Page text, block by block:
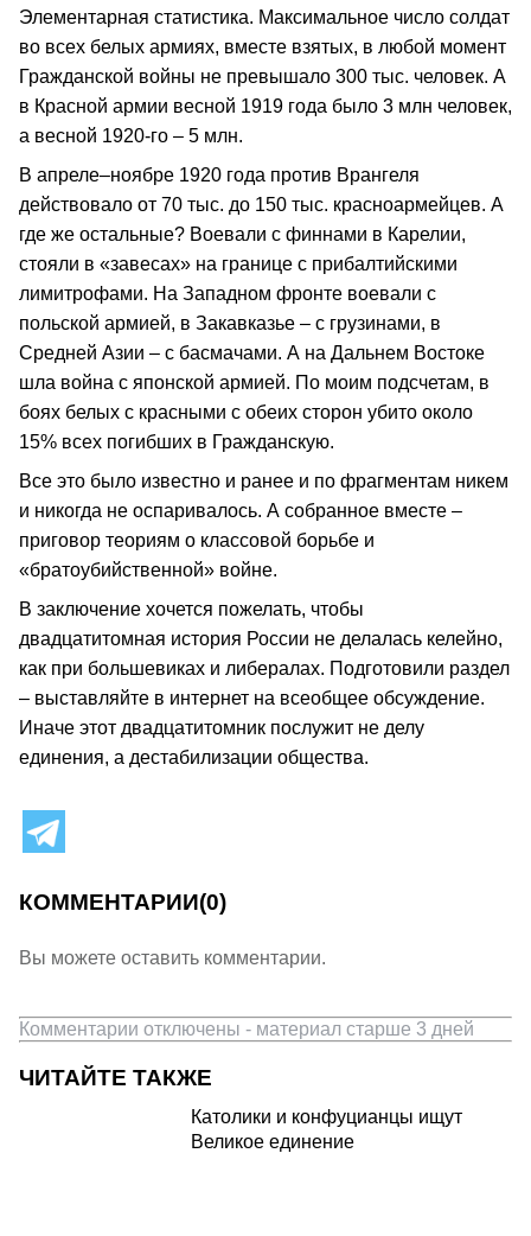
Элементарная статистика. Максимальное число солдат
во всех белых армиях, вместе взятых, в любой момент
Гражданской войны не превышало 300 тыс. человек. А
в Красной армии весной 1919 года было 3 млн человек,
а весной 1920-го – 5 млн.
В апреле–ноябре 1920 года против Врангеля
действовало от 70 тыс. до 150 тыс. красноармейцев. А
где же остальные? Воевали с финнами в Карелии,
стояли в «завесах» на границе с прибалтийскими
лимитрофами. На Западном фронте воевали с
польской армией, в Закавказье – с грузинами, в
Средней Азии – с басмачами. А на Дальнем Востоке
шла война с японской армией. По моим подсчетам, в
боях белых с красными с обеих сторон убито около
15% всех погибших в Гражданскую.
Все это было известно и ранее и по фрагментам никем
и никогда не оспаривалось. А собранное вместе –
приговор теориям о классовой борьбе и
«братоубийственной» войне.
В заключение хочется пожелать, чтобы
двадцатитомная история России не делалась келейно,
как при большевиках и либералах. Подготовили раздел
– выставляйте в интернет на всеобщее обсуждение.
Иначе этот двадцатитомник послужит не делу
единения, а дестабилизации общества.
КОММЕНТАРИИ(0)
Вы можете оставить комментарии.
Комментарии отключены - материал старше 3 дней
ЧИТАЙТЕ ТАКЖЕ
Католики и конфуцианцы ищут
Великое единение